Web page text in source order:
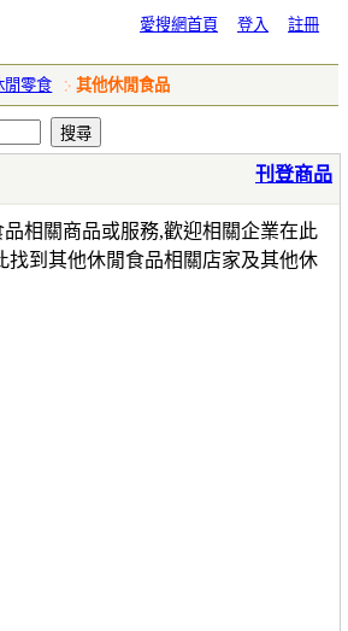
愛搜網首頁 登入 註冊
閒零食 其他休閒食品
相關商品或服務,歡迎相關企業在此
找到其他休閒食品相關店家及其他休
刊登商品